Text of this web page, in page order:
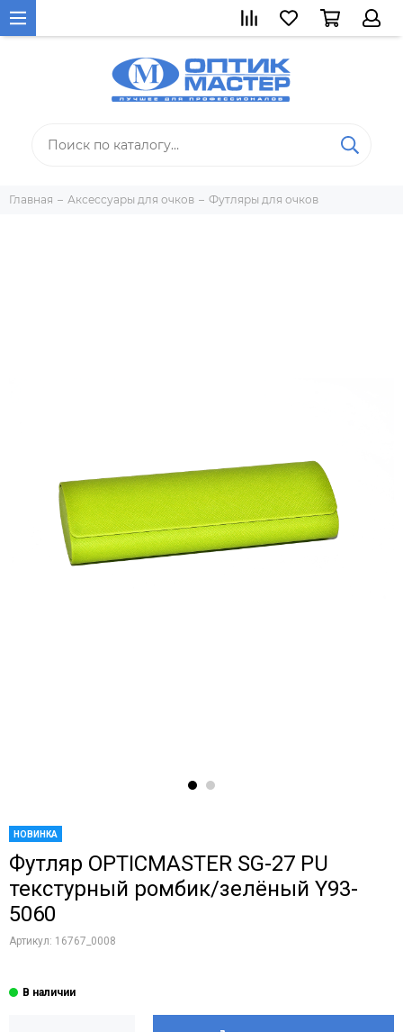
Главная Аксессуары для очков Футляры для очков
НОВИНКА
Футляр OPTICMASTER SG-27 PU
текстурный ромбик/зелёный Y93-
5060
Артикул: 16767_0008